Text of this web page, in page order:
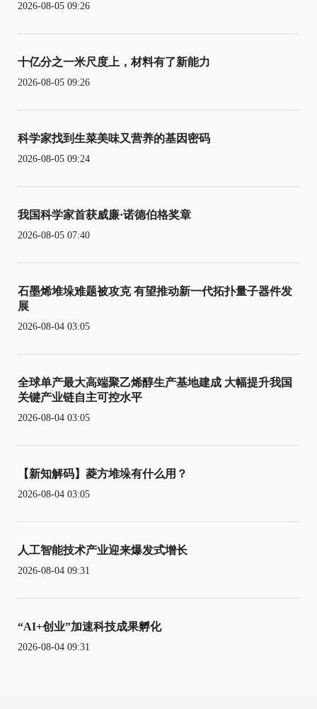
2026-08-05 09:26
十亿分之一米尺度上，材料有了新能力
2026-08-05 09:26
科学家找到生菜美味又营养的基因密码
2026-08-05 09:24
我国科学家首获威廉·诺德伯格奖章
2026-08-05 07:40
石墨烯堆垛难题被攻克 有望推动新一代拓扑量子器件发
展
2026-08-04 03:05
全球单产最大高端聚乙烯醇生产基地建成 大幅提升我国
关键产业链自主可控水平
2026-08-04 03:05
【新知解码】菱方堆垛有什么用？
2026-08-04 03:05
人工智能技术产业迎来爆发式增长
2026-08-04 09:31
“AI+创业”加速科技成果孵化
2026-08-04 09:31